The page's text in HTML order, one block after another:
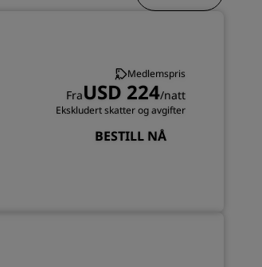
Medlemspris
FraUSD 224/natt
Ekskludert skatter og avgifter
BESTILL NÅ